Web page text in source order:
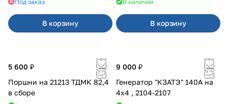
Под заказ
В корзину
В наличии
В корзину
5 600 ₽
Поршни на 21213 ТДМК 82,4
в сборе
9 000 ₽
Генератор "КЗАТЭ" 140А на
4x4 , 2104-2107